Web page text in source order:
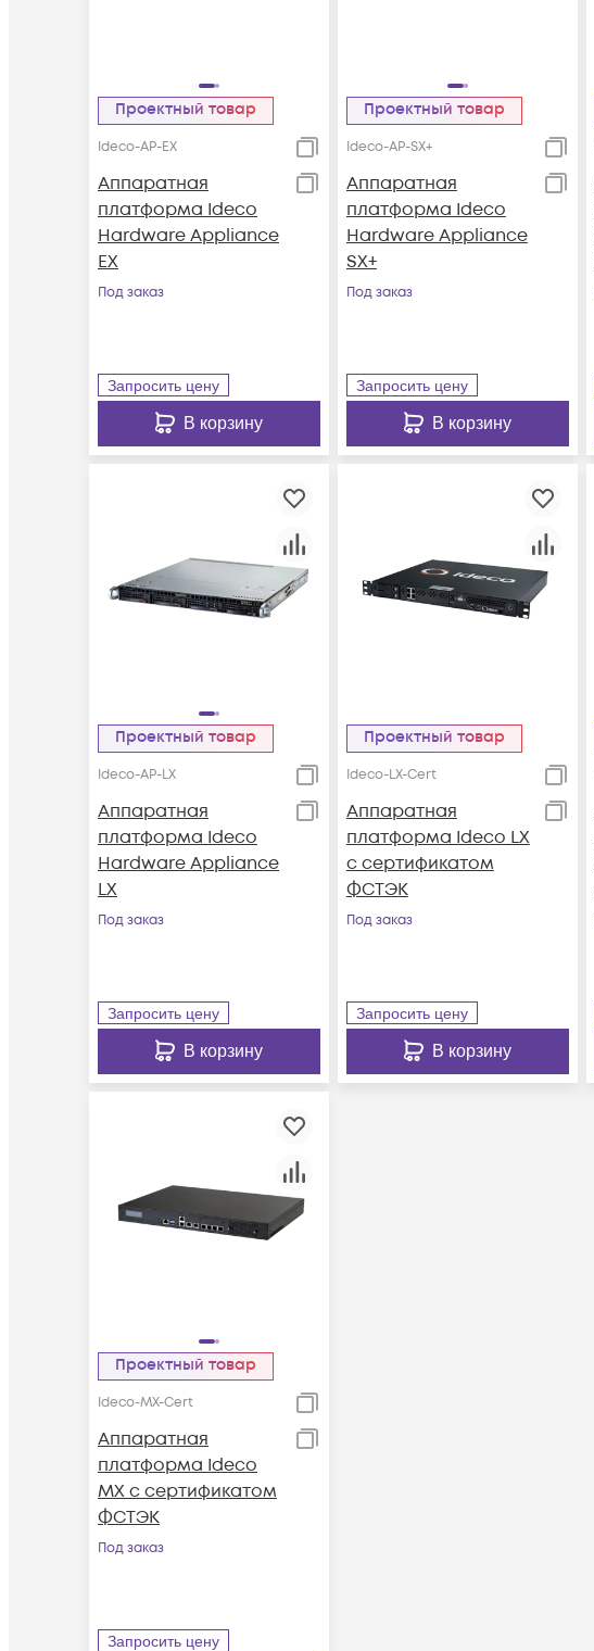
Проектный товар
Ideco-AP-EX
Аппаратная
платформа Ideco
Hardware Appliance
EX
Под заказ
Запросить цену
В корзину
Проектный товар
Ideco-AP-SX+
Аппаратная
платформа Ideco
Hardware Appliance
SX+
Под заказ
Запросить цену
В корзину
Проектный товар
Ideco-AP-LX
Аппаратная
платформа Ideco
Hardware Appliance
LX
Под заказ
Запросить цену
В корзину
Проектный товар
Ideco-LX-Cert
Аппаратная
платформа Ideco LX
с сертификатом
ФСТЭК
Под заказ
Запросить цену
В корзину
Проектный товар
Ideco-MX-Cert
Аппаратная
платформа Ideco
MX с сертификатом
ФСТЭК
Под заказ
Запросить цену